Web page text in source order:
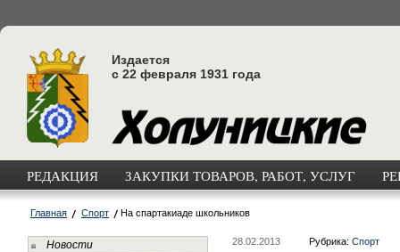
Издается
с 22 февраля 1931 года
РЕДАКЦИЯ ЗАКУПКИ ТОВАРОВ, РАБОТ, УСЛУГ
Главная Спорт На спартакиаде школьников
Новости
28.02.2013 Рубрика: Спорт